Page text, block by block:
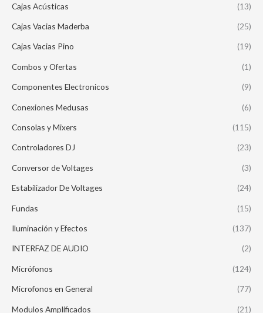
Cajas Acústicas (13)
Cajas Vacias Maderba (25)
Cajas Vacias Pino (19)
Combos y Ofertas (1)
Componentes Electronicos (9)
Conexiones Medusas (6)
Consolas y Mixers (115)
Controladores DJ (23)
Conversor de Voltages (3)
Estabilizador De Voltages (24)
Fundas (15)
Iluminación y Efectos (137)
INTERFAZ DE AUDIO (2)
Micrófonos (124)
Microfonos en General (77)
Modulos Amplificados (21)